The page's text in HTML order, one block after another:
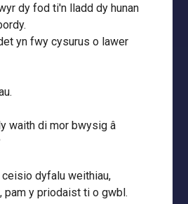
dy fod ti'n lladd dy hunan
yn fwy cysurus o lawer
waith di mor bwysig â
ceisio dyfalu weithiau,
pam y priodaist ti o gwbl.